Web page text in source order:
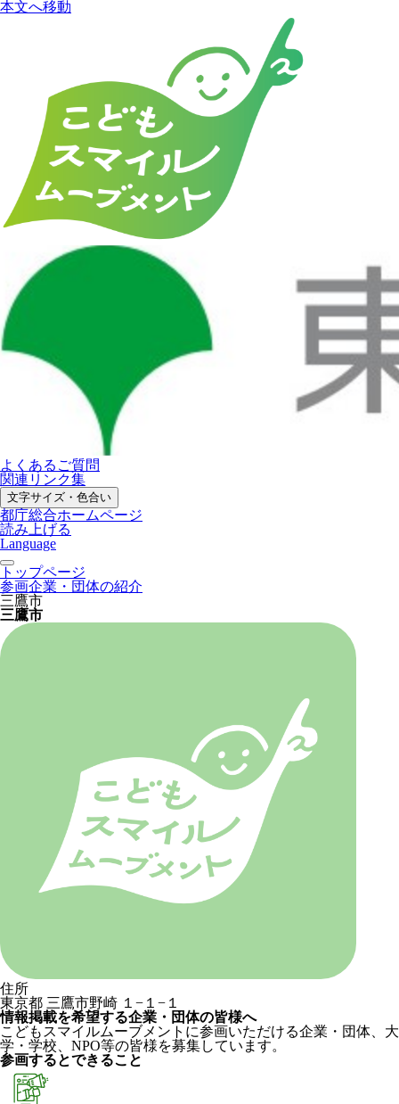
本文へ移動
よくあるご質問
関連リンク集
文字サイズ・色合い
都庁総合ホームページ
読み上げる
Language
トップページ
参画企業・団体の紹介
三鷹市
三鷹市
住所
東京都 三鷹市野崎 １−１−１
情報掲載を希望する企業・団体の皆様へ
こどもスマイルムーブメントに参画いただける企業・団体、大
学・学校、NPO等の皆様を募集しています。
参画するとできること